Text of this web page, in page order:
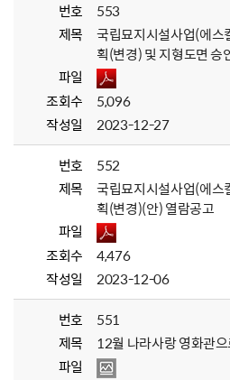
번호
553
제목
국립묘지시설사업(에스
획(변경) 및 지형도면 승
파일
조회수
5,096
작성일
2023-12-27
번호
552
제목
국립묘지시설사업(에스
획(변경)(안) 열람공고
파일
조회수
4,476
작성일
2023-12-06
번호
551
제목
12월 나라사랑 영화관
파일